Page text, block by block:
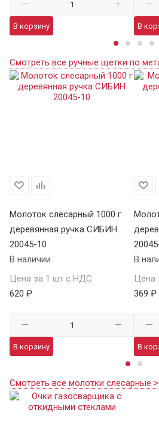
В корзину В
Смотреть все ручные щетки по
Молоток слесарный 1000 г
деревянная ручка СИБИН
20045-10
В наличии
Цена за 1 шт с НДС
620 ₽
В корзину
В
Цена
369 ₽
В
Смотреть все молотки слесарные >